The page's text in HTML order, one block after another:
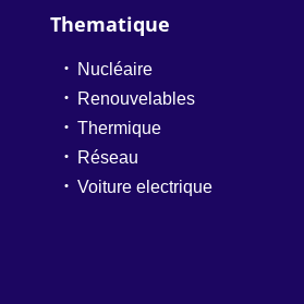
Thematique
Nucléaire
Renouvelables
Thermique
Réseau
Voiture electrique